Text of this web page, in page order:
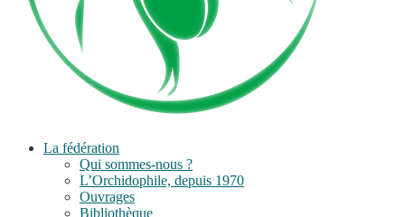
La fédération
Qui sommes-nous ?
L’Orchidophile, depuis 1970
Ouvrages
Bibliothèque